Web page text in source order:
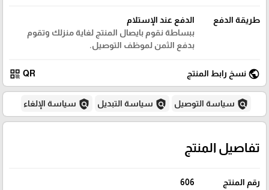
طريقة الدفع
الدفع عند الإستلام
ببساطة نقوم بايصال المنتج لغاية منزلك وتقوم
بدفع الثمن لموظف التوصيل.
public نسخ رابط المنتج QR
qr_code
policy سياسة التوصيل policy سياسة التبديل policy سياسة الإلغاء
تفاصيل المنتج
رقم المنتج 606